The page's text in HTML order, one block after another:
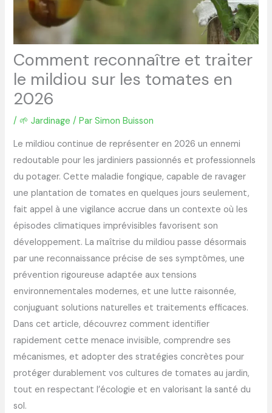
Comment reconnaître et traiter
le mildiou sur les tomates en
2026
/ 🌱 Jardinage / ParSimon Buisson
Le mildiou continue de représenter en 2026 un ennemi
redoutable pour les jardiniers passionnés et professionnels
du potager. Cette maladie fongique, capable de ravager
une plantation de tomates en quelques jours seulement,
fait appel à une vigilance accrue dans un contexte où les
épisodes climatiques imprévisibles favorisent son
développement. La maîtrise du mildiou passe désormais
par une reconnaissance précise de ses symptômes, une
prévention rigoureuse adaptée aux tensions
environnementales modernes, et une lutte raisonnée,
conjuguant solutions naturelles et traitements efficaces.
Dans cet article, découvrez comment identifier
rapidement cette menace invisible, comprendre ses
mécanismes, et adopter des stratégies concrètes pour
protéger durablement vos cultures de tomates au jardin,
tout en respectant l’écologie et en valorisant la santé du
sol.